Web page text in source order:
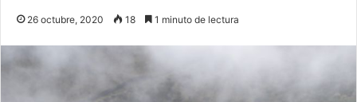
26 octubre, 2020 18 1 minuto de lectura